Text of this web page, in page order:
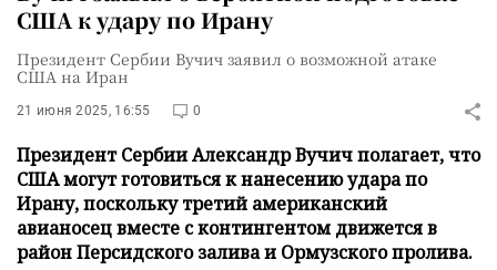
США к удару по Ирану
Президент Сербии Вучич заявил о возможной атаке
США на Иран
21 июня 2025, 16:55 0
Президент Сербии Александр Вучич полагает, что
США могут готовиться к нанесению удара по
Ирану, поскольку третий американский
авианосец вместе с контингентом движется в
район Персидского залива и Ормузского пролива.